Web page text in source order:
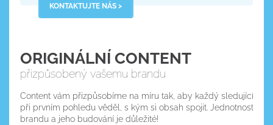
KONTAKTUJTE NÁS >
ORIGINÁLNÍ CONTENT
přizpůsobený vašemu brandu
Content vám přizpůsobíme na míru tak, aby každý sledující
při prvním pohledu věděl, s kým si obsah spojit. Jednotnost
brandu a jeho budování je důležité!